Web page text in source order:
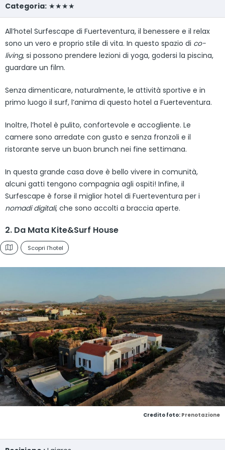
Categoria: ★★★★
All’hotel Surfescape di Fuerteventura, il benessere e il relax
sono un vero e proprio stile di vita. In questo spazio di co-
living, si possono prendere lezioni di yoga, godersi la piscina,
guardare un film.
Senza dimenticare, naturalmente, le attività sportive e in
primo luogo il surf, l’anima di questo hotel a Fuerteventura.
Inoltre, l’hotel è pulito, confortevole e accogliente. Le
camere sono arredate con gusto e senza fronzoli e il
ristorante serve un buon brunch nei fine settimana.
In questa grande casa dove è bello vivere in comunità,
alcuni gatti tengono compagnia agli ospiti! Infine, il
Surfescape è forse il miglior hotel di Fuerteventura per i
nomadi digitali, che sono accolti a braccia aperte.
2. Da Mata Kite&Surf House
Scopri l'hotel
Credito foto: Prenotazione